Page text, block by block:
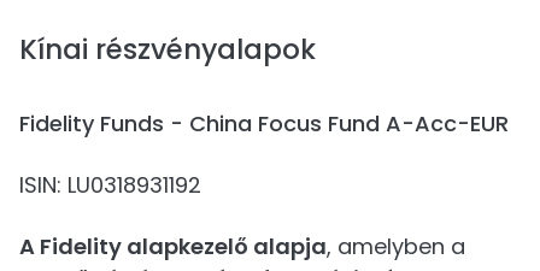
Kínai részvényalapok
Fidelity Funds - China Focus Fund A-Acc-EUR
ISIN: LU0318931192
A Fidelity alapkezelő alapja, amelyben a